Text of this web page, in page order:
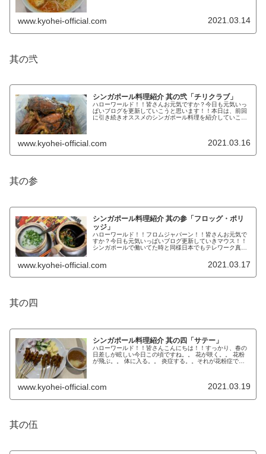
www.kyohei-official.com 2021.03.14
其の弐
シンガポール料理紹介 其の弐「チリクラブ」
ハローワールド！！皆さんお元気ですか？今日も元気いっ
ぱいブログを更新していこうと思います！！本日は、前回
に引き続きオススメのシンガポール料理を紹介していこう
www.kyohei-official.com 2021.03.16
其の参
シンガポール料理紹介 其の参「フロッグ・ポリ
ッジ」
ハローワールド！！フロムジャパーン！！皆さんお元気で
すか？今日も元気いっぱいブログ更新していきマウス！！
シンガポールで働いてた時と同様日本でもテレワーク真っ
www.kyohei-official.com 2021.03.17
其の四
シンガポール料理紹介 其の四「サテー」
ハローワールド！！皆さんこんにちは！！すっかり、春の
日差しが眩しい今日この頃ですね。。 花が咲く。。 花粉
が飛ぶ。。 体に入る。。 炎症する。。それが花粉症です
www.kyohei-official.com 2021.03.19
其の伍